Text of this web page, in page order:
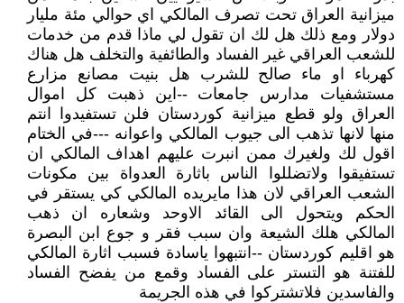
ميزانية العراق تحت تصرف المالكي اي حوالي مئة مليار
دولار ومع ذلك هل لك ان تقول لي ماذا قدم من خدمات
للشعب العراقي غير الفساد والطائفية والتخلف هل هناك
كهرباء او ماء صالح للشرب هل بنيت مصانع مزارع
مستشفيات مدارس جامعات --اين ذهبت كل اموال
العراق ولو قطع ميزانية كوردستان فلن تستفيدوا انتم
منها لانها تذهب الى جيوب المالكي واعوانه ---في الختام
اقول لك ولغيرك ممن انبرت عليهم اهداف المالكي ان
تستفيقوا ولاتضللوا الناس باثارة العدواة بين مكونات
الشعب العراقي لان هذا مايريده المالكي كي يستقر في
الحكم ويتحول الى القائد الاوحد وشعاره ان ذهب
المالكي هلك الشيعة وان سبب فقر و جوع ابن البصرة
هو اقليم كوردستان --انتبهوا ياسادة فسبب اثارة المالكي
للفتنة هو التستر على الفساد وقمع من يفضح الفساد
والفاسدين فلاتشتركوا في هذه الجريمة